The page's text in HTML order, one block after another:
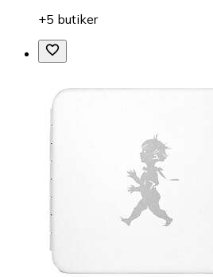
+5 butiker